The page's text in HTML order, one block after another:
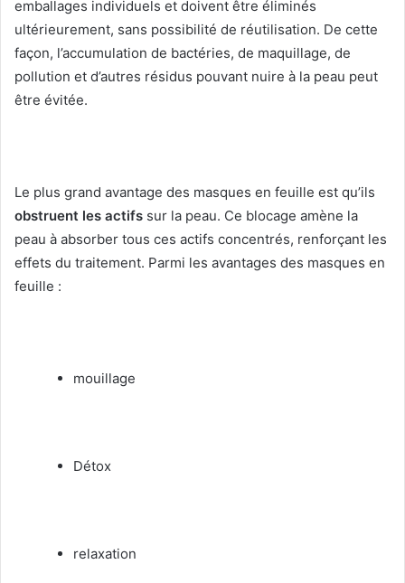
emballages individuels et doivent être éliminés
ultérieurement, sans possibilité de réutilisation. De cette
façon, l’accumulation de bactéries, de maquillage, de
pollution et d’autres résidus pouvant nuire à la peau peut
être évitée.
Le plus grand avantage des masques en feuille est qu’ils
obstruent les actifs sur la peau. Ce blocage amène la
peau à absorber tous ces actifs concentrés, renforçant les
effets du traitement. Parmi les avantages des masques en
feuille :
mouillage
Détox
relaxation